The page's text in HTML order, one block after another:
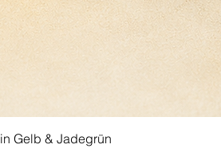
Gelb & Jadegrün